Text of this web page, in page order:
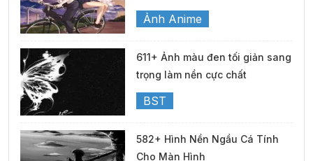
Ảnh Anime
611+ Ảnh màu đen tối giản sang
trọng làm nền cực chất
BST
582+ Hình Nền Ngầu Cá Tính
Cho Màn Hình